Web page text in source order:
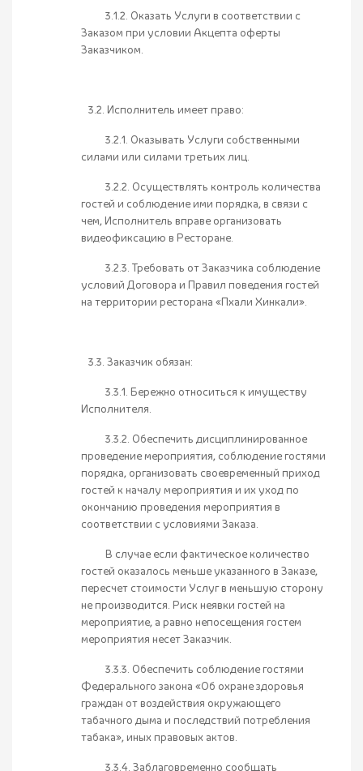
3.1.2. Оказать Услуги в соответствии с
Заказом при условии Акцепта оферты
Заказчиком.
3.2. Исполнитель имеет право:
3.2.1. Оказывать Услуги собственными
силами или силами третьих лиц.
3.2.2. Осуществлять контроль количества
гостей и соблюдение ими порядка, в связи с
чем, Исполнитель вправе организовать
видеофиксацию в Ресторане.
3.2.3. Требовать от Заказчика соблюдение
условий Договора и Правил поведения гостей
на территории ресторана «Пхали Хинкали».
3.3. Заказчик обязан:
3.3.1. Бережно относиться к имуществу
Исполнителя.
3.3.2. Обеспечить дисциплинированное
проведение мероприятия, соблюдение гостями
порядка, организовать своевременный приход
гостей к началу мероприятия и их уход по
окончанию проведения мероприятия в
соответствии с условиями Заказа.
В случае если фактическое количество
гостей оказалось меньше указанного в Заказе,
пересчет стоимости Услуг в меньшую сторону
не производится. Риск неявки гостей на
мероприятие, а равно непосещения гостем
мероприятия несет Заказчик.
3.3.3. Обеспечить соблюдение гостями
Федерального закона «Об охране здоровья
граждан от воздействия окружающего
табачного дыма и последствий потребления
табака», иных правовых актов.
3.3.4. Заблаговременно сообщать